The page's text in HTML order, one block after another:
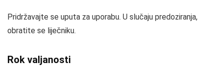
Pridržavajte se uputa za uporabu. U slučaju predoziranja,
obratite se liječniku.
Rok valjanosti